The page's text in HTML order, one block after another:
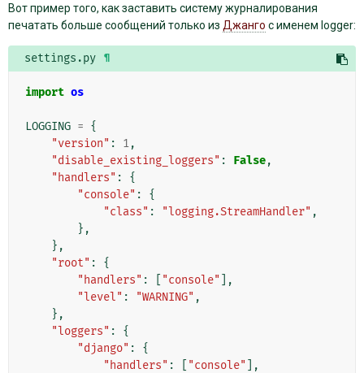
Вот пример того, как заставить систему журналирования
печатать больше сообщений только из Джанго с именем logger:
settings.py ¶
import os
LOGGING = {
"version" : 1,
"disable_existing_loggers" : False,
"handlers" :
{
"console" :
{
"class" : "logging.StreamHandler" ,
},
},
"root" :
{
"handlers" : "console"
],
"level" : "WARNING" ,
},
"loggers" :
{
"django" :
{
"handlers" : "console"
],